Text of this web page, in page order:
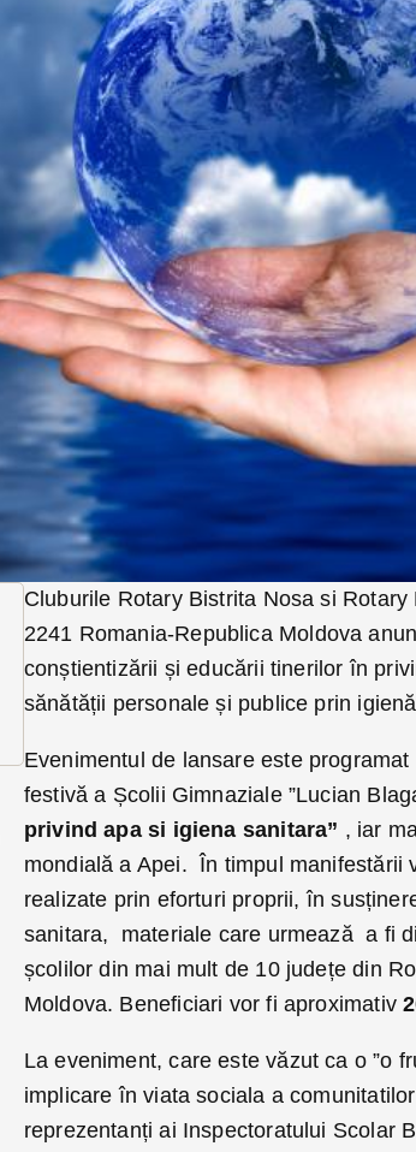
Cluburile Rotary Bistrita Nosa si
2241 Romania-Republica Moldova
conștientizării și educării tinerilor în
sănătății personale și publice prin
Evenimentul de lansare este
festivă a Școlii Gimnaziale ”Lucian
privind apa si igiena sanitara” , iar
mondială a Apei. În timpul manifestării
realizate prin eforturi proprii, în
sanitara, materiale care urmează a fi
școlilor din mai mult de 10 județe din
Moldova. Beneficiari vor fi aproximativ
La eveniment, care este văzut ca o ”o
implicare în viata sociala a
reprezentanți ai Inspectoratului Scolar